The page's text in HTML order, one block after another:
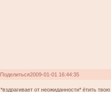
Поделиться2009-01-01 16:44:35
*вздрагивает от неожиданности* ётить